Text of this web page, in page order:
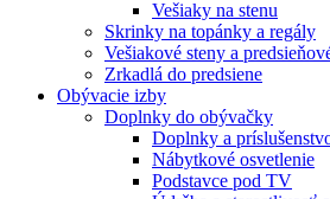
Vešiaky na stenu
Skrinky na topánky a regály
Vešiakové steny a
Zrkadlá do predsiene
Obývacie izby
Doplnky do obývačky
Doplnky a
Nábytkové osvetlenie
Podstavce pod TV